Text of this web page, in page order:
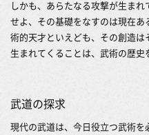
しかも、あらたなる攻撃が生ま
せよ、その基礎をなすのは現在
術的天才といえども、その創造
生まれてくることは、武術の歴史
武道の探求
現代の武道は、今日役立つ武術